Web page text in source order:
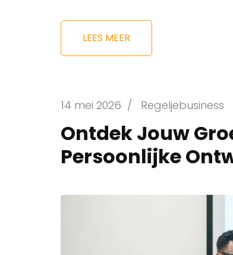
LEES MEER
14 mei 2026 / Regeljebusiness
Ontdek Jouw
Persoonlijke